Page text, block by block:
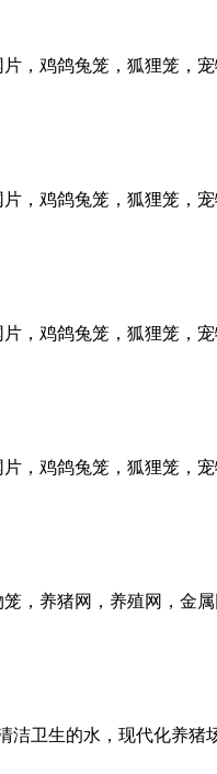
，鸡鸽兔笼，狐狸笼，
，鸡鸽兔笼，狐狸笼，
，鸡鸽兔笼，狐狸笼，
，鸡鸽兔笼，狐狸笼，
，养猪网，养殖网，金
卫生的水，现代化养猪